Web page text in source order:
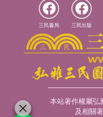
三民書局 三民出版
本站著作權屬弘
及相關